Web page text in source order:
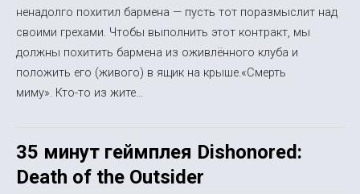
ненадолго похитил бармена — пусть тот поразмыслит над
своими грехами. Чтобы выполнить этот контракт, мы
должны похитить бармена из оживлённого клуба и
положить его (живого) в ящик на крыше.«Смерть
миму». Кто-то из жите...
35 минут геймплея Dishonored:
Death of the Outsider